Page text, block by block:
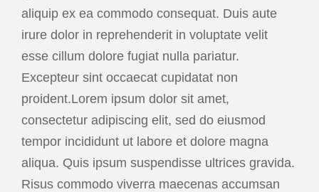
aliquip ex ea commodo consequat. Duis aute
irure dolor in reprehenderit in voluptate velit
esse cillum dolore fugiat nulla pariatur.
Excepteur sint occaecat cupidatat non
proident.Lorem ipsum dolor sit amet,
consectetur adipiscing elit, sed do eiusmod
tempor incididunt ut labore et dolore magna
aliqua. Quis ipsum suspendisse ultrices gravida.
Risus commodo viverra maecenas accumsan